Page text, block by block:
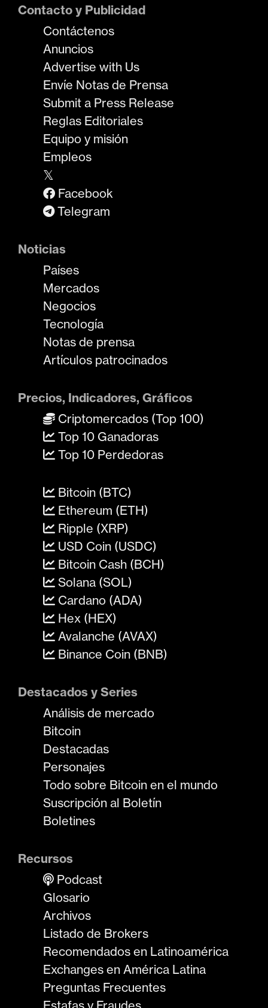
Contacto y Publicidad
Contáctenos
Anuncios
Advertise with Us
Envíe Notas de Prensa
Submit a Press Release
Reglas Editoriales
Equipo y misión
Empleos
𝕏
Facebook
Telegram
Noticias
Países
Mercados
Negocios
Tecnología
Notas de prensa
Artículos patrocinados
Precios, Indicadores, Gráficos
Criptomercados (Top 100)
Top 10 Ganadoras
Top 10 Perdedoras
Bitcoin (BTC)
Ethereum (ETH)
Ripple (XRP)
USD Coin (USDC)
Bitcoin Cash (BCH)
Solana (SOL)
Cardano (ADA)
Hex (HEX)
Avalanche (AVAX)
Binance Coin (BNB)
Destacados y Series
Análisis de mercado
Bitcoin
Destacadas
Personajes
Todo sobre Bitcoin en el mundo
Suscripción al Boletín
Boletines
Recursos
Podcast
Glosario
Archivos
Listado de Brokers
Recomendados en Latinoamérica
Exchanges en América Latina
Preguntas Frecuentes